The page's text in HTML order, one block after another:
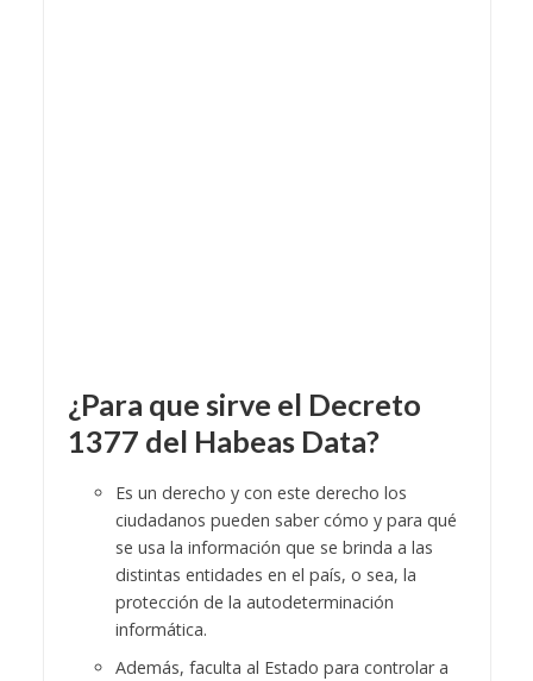
¿Para que sirve el Decreto
1377 del Habeas Data?
Es un derecho y con este derecho los
ciudadanos pueden saber cómo y para qué
se usa la información que se brinda a las
distintas entidades en el país, o sea, la
protección de la autodeterminación
informática.
Además, faculta al Estado para controlar a